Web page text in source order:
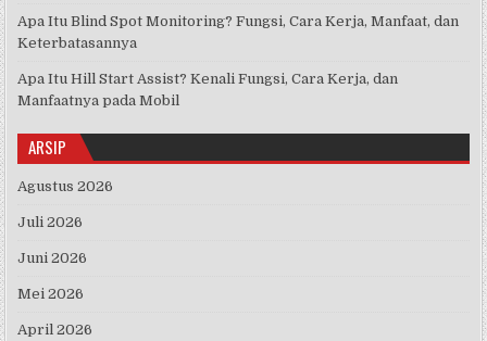
Apa Itu Blind Spot Monitoring? Fungsi, Cara Kerja, Manfaat, dan
Keterbatasannya
Apa Itu Hill Start Assist? Kenali Fungsi, Cara Kerja, dan
Manfaatnya pada Mobil
ARSIP
Agustus 2026
Juli 2026
Juni 2026
Mei 2026
April 2026